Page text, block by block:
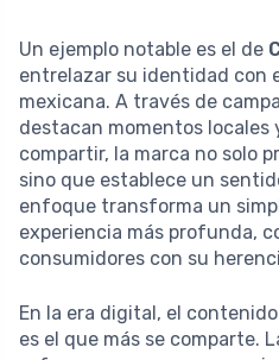
Un ejemplo notable es el de
entrelazar su identidad con
mexicana. A través de
destacan momentos locales
compartir, la marca no solo
sino que establece un
enfoque transforma un
experiencia más profunda,
consumidores con su
En la era digital, el
es el que más se comparte.